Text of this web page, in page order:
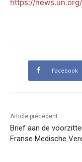
https://
Facebook
Article précédent
Brief aan de
Franse Medische